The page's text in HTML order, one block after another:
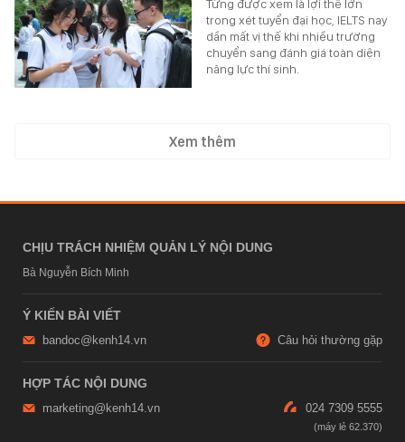
Từng được xem là lợi thế lớn
trong xét tuyển đại học, IELTS nay
dần mất vị thế khi nhiều trường
chuyển sang đánh giá toàn diện
năng lực thí sinh.
Xem thêm
CHỊU TRÁCH NHIỆM QUẢN LÝ NỘI DUNG
Bà Nguyễn Bích Minh
Ý KIẾN BÀI VIẾT
bandoc@kenh14.vn Câu hỏi thường gặp
HỢP TÁC NỘI DUNG
marketing@kenh14.vn 024 7309 5555